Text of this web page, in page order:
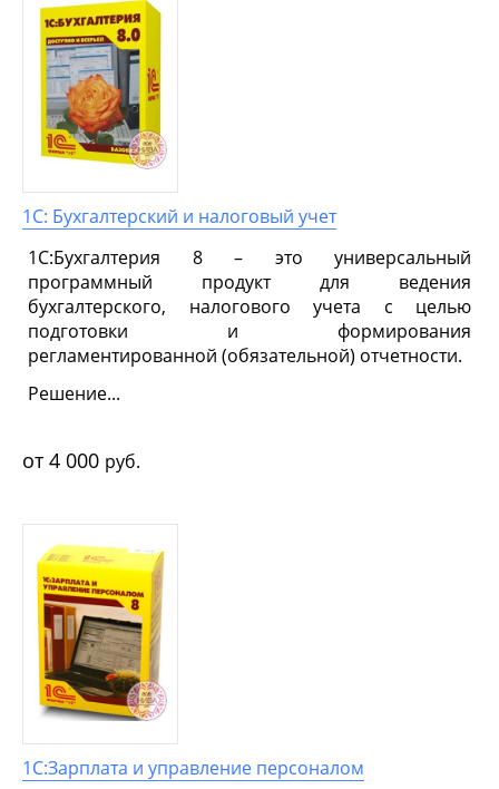
1С: Бухгалтерский и налоговый учет
1С:Бухгалтерия 8 – это универсальный
программный продукт для ведения
бухгалтерского, налогового учета с целью
подготовки и формирования
регламентированной (обязательной) отчетности.
Решение...
4 000 руб.
1С:Зарплата и управление персоналом